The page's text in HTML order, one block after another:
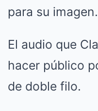
para su imagen.
El audio que
hacer público
de doble filo.